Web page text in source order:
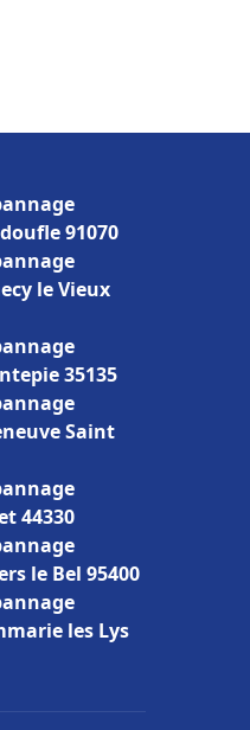
91070
le Vieux
35135
Saint
44330
le Bel 95400
les Lys